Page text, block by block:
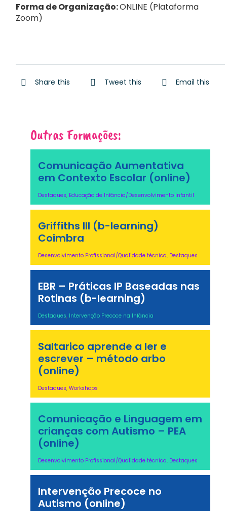
Forma de Organização:ONLINE (Plataforma
Zoom)
Share this Tweet this Email this
Outras Formações:
Comunicação Aumentativa
em Contexto Escolar (online)
Destaques, Educação de Infância/Desenvolvimento Infantil
Griffiths III (b-learning)
Coimbra
Desenvolvimento Profissional/Qualidade técnica, Destaques
EBR – Práticas IP Baseadas nas
Rotinas (b-learning)
Destaques, Intervenção Precoce na Infância
Saltarico aprende a ler e
escrever – método arbo
(online)
Destaques,Workshops
Comunicação e Linguagem em
crianças com Autismo – PEA
(online)
Desenvolvimento Profissional/Qualidade técnica, Destaques
Intervenção Precoce no
Autismo (online)